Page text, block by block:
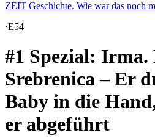
ZEIT Geschichte. Wie war das noch
·E54
#1 Spezial: Irma.
Srebrenica – Er
Baby in die
er abgeführt